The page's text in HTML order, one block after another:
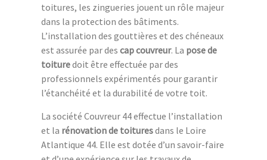
toitures, les zingueries jouent un rôle majeur
dans la protection des bâtiments.
L’installation des gouttières et des chéneaux
est assurée par des cap couvreur. La pose de
toituredoit être effectuée par des
professionnels expérimentés pour garantir
l’étanchéité et la durabilité de votre toit.
La société Couvreur 44 effectue l’installation
et la rénovation de toituresdans le Loire
Atlantique 44. Elle est dotée d’un savoir-faire